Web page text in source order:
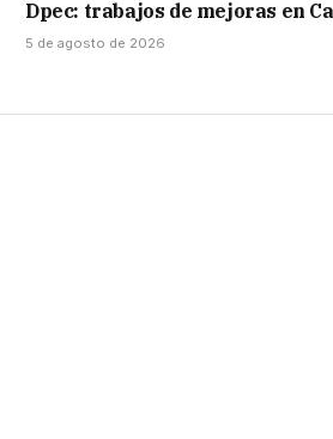
Dpec: trabajos de mejoras en
5 de agosto de 2026